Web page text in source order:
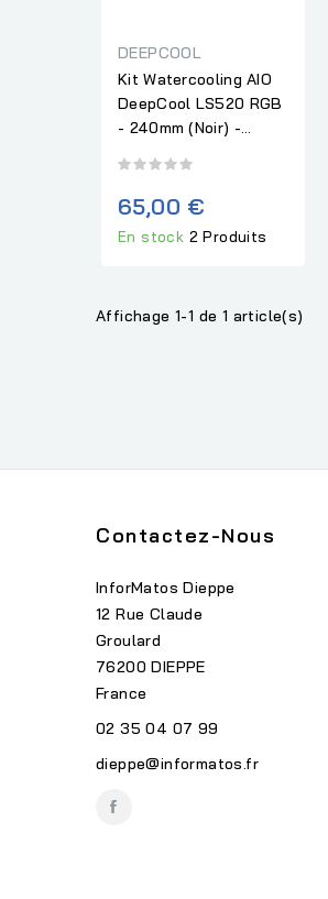
DEEPCOOL
Kit Watercooling AIO
DeepCool LS520 RGB
- 240mm (Noir) -...
65,00 €
En stock 2 Produits
Affichage 1-1 de 1 article(s)
Contactez-Nous
InforMatos Dieppe
12 Rue Claude
Groulard
76200 DIEPPE
France
02 35 04 07 99
dieppe@informatos.fr